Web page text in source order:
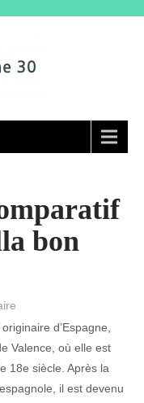
bon
d’Espagne,
Valence, où elle est
18e siècle. Après la
il est devenu